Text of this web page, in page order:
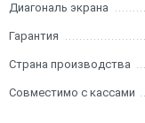
Диагональ экрана
Гарантия
Страна производства
Совместимо с кассами